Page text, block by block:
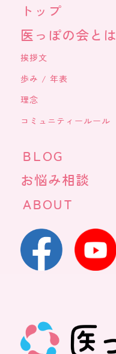
トップ
医っぽの会とは
挨拶文
歩み / 年表
理念
コミュニティールール
ＢＬＯＧ
お悩み相談
ＡＢＯＵＴ